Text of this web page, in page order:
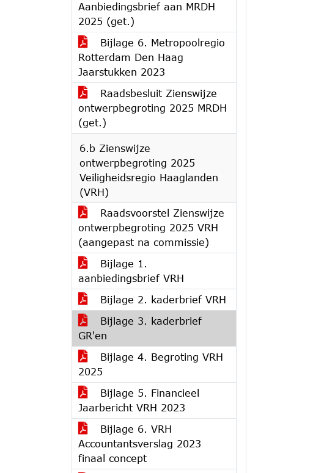
Aanbiedingsbrief aan MRDH
2025 (get.)
Bijlage 6. Metropoolregio
Rotterdam Den Haag
Jaarstukken 2023
Raadsbesluit Zienswijze
ontwerpbegroting 2025 MRDH
(get.)
6.b Zienswijze
ontwerpbegroting 2025
Veiligheidsregio Haaglanden
(VRH)
Raadsvoorstel Zienswijze
ontwerpbegroting 2025 VRH
(aangepast na commissie)
Bijlage 1.
aanbiedingsbrief VRH
Bijlage 2. kaderbrief VRH
Bijlage 3. kaderbrief
GR'en
Bijlage 4. Begroting VRH
2025
Bijlage 5. Financieel
Jaarbericht VRH 2023
Bijlage 6. VRH
Accountantsverslag 2023
finaal concept